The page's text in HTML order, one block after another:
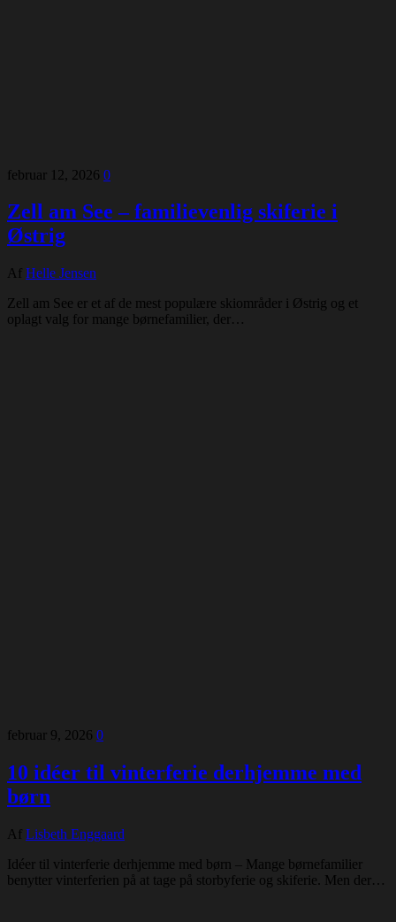
februar 12, 2026 0
Zell am See – familievenlig skiferie i
Østrig
Af Helle Jensen
Zell am See er et af de mest populære skiområder i Østrig og et
oplagt valg for mange børnefamilier, der…
februar 9, 2026 0
10 idéer til vinterferie derhjemme med
børn
Af Lisbeth Enggaard
Idéer til vinterferie derhjemme med børn – Mange børnefamilier
benytter vinterferien på at tage på storbyferie og skiferie. Men der…